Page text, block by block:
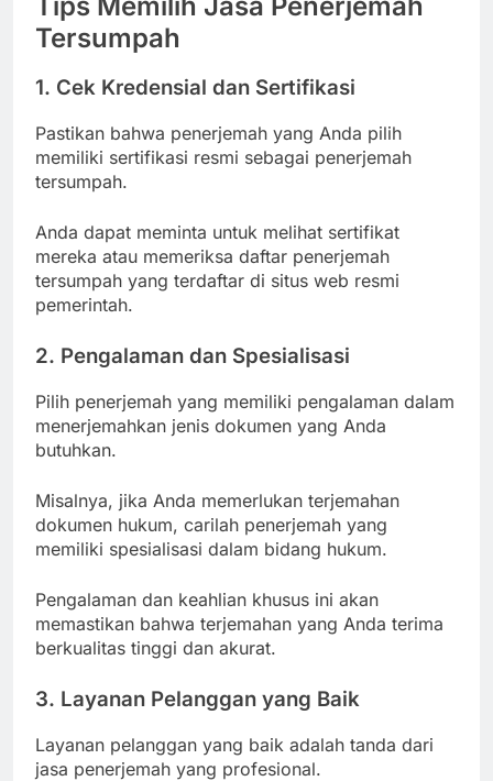
Tersumpah
1. Cek Kredensial dan Sertifikasi
Pastikan bahwa penerjemah yang Anda pilih
memiliki sertifikasi resmi sebagai penerjemah
tersumpah.
Anda dapat meminta untuk melihat sertifikat
mereka atau memeriksa daftar penerjemah
tersumpah yang terdaftar di situs web resmi
pemerintah.
2. Pengalaman dan Spesialisasi
Pilih penerjemah yang memiliki pengalaman dalam
menerjemahkan jenis dokumen yang Anda
butuhkan.
Misalnya, jika Anda memerlukan terjemahan
dokumen hukum, carilah penerjemah yang
memiliki spesialisasi dalam bidang hukum.
Pengalaman dan keahlian khusus ini akan
memastikan bahwa terjemahan yang Anda terima
berkualitas tinggi dan akurat.
3. Layanan Pelanggan yang Baik
Layanan pelanggan yang baik adalah tanda dari
jasa penerjemah yang profesional.